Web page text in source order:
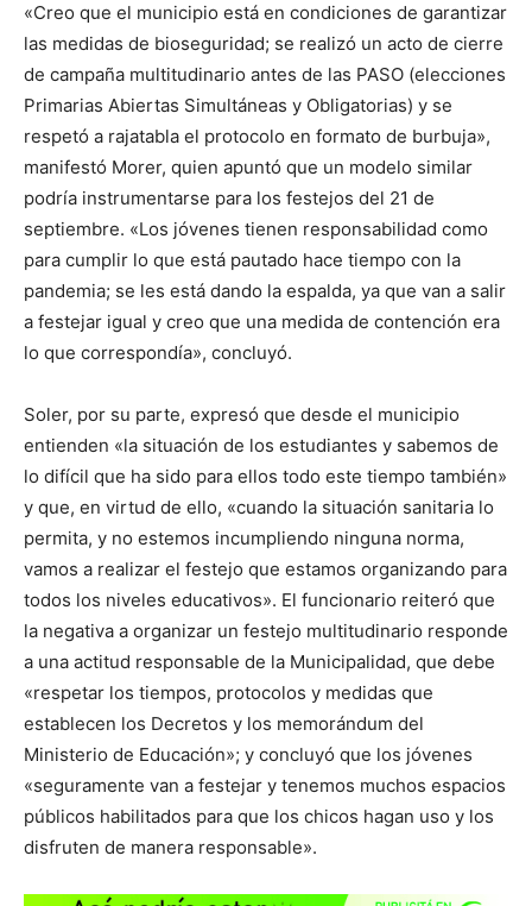
«Creo que el municipio está en condiciones de garantizar
las medidas de bioseguridad; se realizó un acto de cierre
de campaña multitudinario antes de las PASO (elecciones
Primarias Abiertas Simultáneas y Obligatorias) y se
respetó a rajatabla el protocolo en formato de burbuja»,
manifestó Morer, quien apuntó que un modelo similar
podría instrumentarse para los festejos del 21 de
septiembre. «Los jóvenes tienen responsabilidad como
para cumplir lo que está pautado hace tiempo con la
pandemia; se les está dando la espalda, ya que van a salir
a festejar igual y creo que una medida de contención era
lo que correspondía», concluyó.
Soler, por su parte, expresó que desde el municipio
entienden «la situación de los estudiantes y sabemos de
lo difícil que ha sido para ellos todo este tiempo también»
y que, en virtud de ello, «cuando la situación sanitaria lo
permita, y no estemos incumpliendo ninguna norma,
vamos a realizar el festejo que estamos organizando para
todos los niveles educativos». El funcionario reiteró que
la negativa a organizar un festejo multitudinario responde
a una actitud responsable de la Municipalidad, que debe
«respetar los tiempos, protocolos y medidas que
establecen los Decretos y los memorándum del
Ministerio de Educación»; y concluyó que los jóvenes
«seguramente van a festejar y tenemos muchos espacios
públicos habilitados para que los chicos hagan uso y los
disfruten de manera responsable».